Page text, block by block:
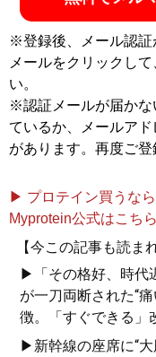
※登録後、メール認証
メールをクリックし
い。
※認証メールが届かな
ているか、メールア
があります。再度ご登
▶ プロテイン買うなら
Myprotein公式はこち
【今この記事も読ま
▶「その格好、時代
が一刀両断された“
徴。「すぐできる」
▶新幹線の座席に“大